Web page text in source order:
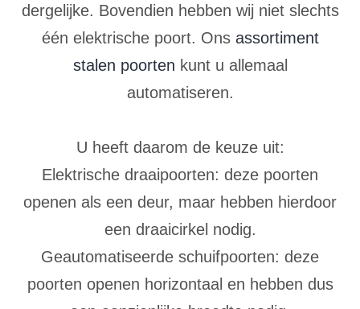
dergelijke. Bovendien hebben wij niet slechts
één elektrische poort. Ons assortiment
stalen poorten kunt u allemaal
automatiseren.
U heeft daarom de keuze uit:
Elektrische draaipoorten: deze poorten
openen als een deur, maar hebben hierdoor
een draaicirkel nodig.
Geautomatiseerde schuifpoorten: deze
poorten openen horizontaal en hebben dus